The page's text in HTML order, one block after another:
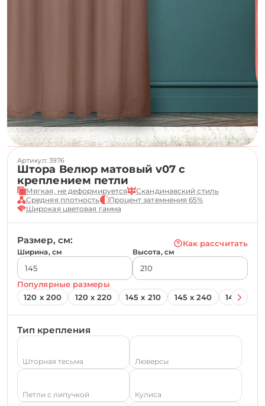
Артикул: 3976
Штора Велюр матовый v07 с
креплением петли
Мягкая, не деформируется
Скандинавский стиль
Средняя плотность
Процент затемнения 65%
Широкая цветовая гамма
Размер, см: Как рассчитать
Ширина, см Высота, см
Популярные размеры
120 х 200
120 х 220 145 х 210 145 х 240 145 х 260
Тип крепления
Шторная тесьма Люверсы
Петли с липучкой Кулиса